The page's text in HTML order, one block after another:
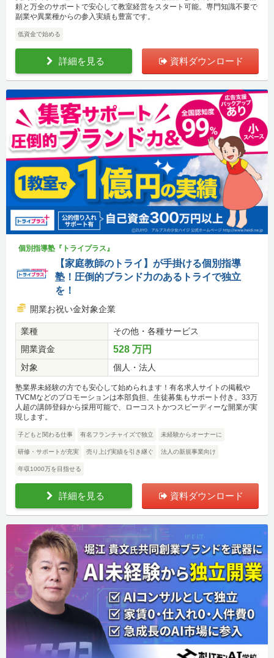
頼と万全のサポートで安心して教室経営をスタート可能。専門知識不要で
副業や異業種からの参入実績も豊富です。
低資金で始める
詳細を見る 資料ダウンロード
個別指導塾『トライプラス』
【家庭教師のトライ】が手掛ける個別指導
塾！圧倒的ブランド力のあるトライで独立
を！
開業お祝い金対象企業
業種
その他・各種サービス
開業資金
528 万円
対象 個人・法人
塾業界未経験の方でも安心して始められます！有名求人サイトの掲載や
TVCMなどのプロモーションは本部負担、生徒募集もサポート付き。33万
人超の講師登録から採用可能で、ローコストかつスピーディーな開業が実
現します。
子どもと関わる仕事 有名フランチャイズで独立 未経験からオーナーに
研修・サポートが充実 売り上げ実績を引き継ぐ 法人の新規事業向け
年収1000万を目指せる
詳細を見る 資料ダウンロード